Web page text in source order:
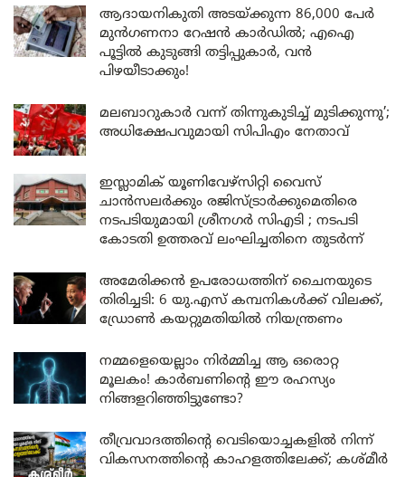
ആദായനികുതി അടയ്ക്കുന്ന 86,000 പേർ
മുൻഗണനാ റേഷൻ കാർഡിൽ; എഐ
പൂട്ടിൽ കുടുങ്ങി തട്ടിപ്പുകാർ, വൻ
പിഴയീടാക്കും!
മലബാറുകാർ വന്ന് തിന്നുകുടിച്ച് മുടിക്കുന്നു’;
അധിക്ഷേപവുമായി സിപിഎം നേതാവ്
ഇസ്ലാമിക് യൂണിവേഴ്സിറ്റി വൈസ്
ചാൻസലർക്കും രജിസ്ട്രാർക്കുമെതിരെ
നടപടിയുമായി ശ്രീനഗർ സിഎടി ; നടപടി
കോടതി ഉത്തരവ് ലംഘിച്ചതിനെ തുടർന്ന്
അമേരിക്കൻ ഉപരോധത്തിന് ചൈനയുടെ
തിരിച്ചടി: 6 യു.എസ് കമ്പനികൾക്ക് വിലക്ക്,
ഡ്രോൺ കയറ്റുമതിയിൽ നിയന്ത്രണം
നമ്മളെയെല്ലാം നിർമ്മിച്ച ആ ഒരൊറ്റ
മൂലകം! കാർബണിന്റെ ഈ രഹസ്യം
നിങ്ങളറിഞ്ഞിട്ടുണ്ടോ?
തീവ്രവാദത്തിന്റെ വെടിയൊച്ചകളിൽ നിന്ന്
വികസനത്തിന്റെ കാഹളത്തിലേക്ക്; കശ്മീർ